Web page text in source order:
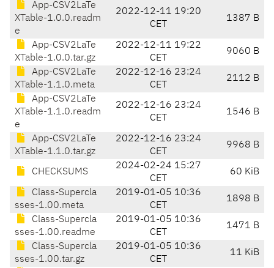
App-CSV2LaTe
XTable-1.0.0.readm
e
2022-12-11 19:20
CET
1387 B
App-CSV2LaTe
XTable-1.0.0.tar.gz
2022-12-11 19:22
CET
9060 B
App-CSV2LaTe
XTable-1.1.0.meta
2022-12-16 23:24
CET
2112 B
App-CSV2LaTe
XTable-1.1.0.readm
e
2022-12-16 23:24
CET
1546 B
App-CSV2LaTe
XTable-1.1.0.tar.gz
2022-12-16 23:24
CET
9968 B
CHECKSUMS
2024-02-24 15:27
CET
60 KiB
Class-Supercla
sses-1.00.meta
2019-01-05 10:36
CET
1898 B
Class-Supercla
sses-1.00.readme
2019-01-05 10:36
CET
1471 B
Class-Supercla
sses-1.00.tar.gz
2019-01-05 10:36
CET
11 KiB